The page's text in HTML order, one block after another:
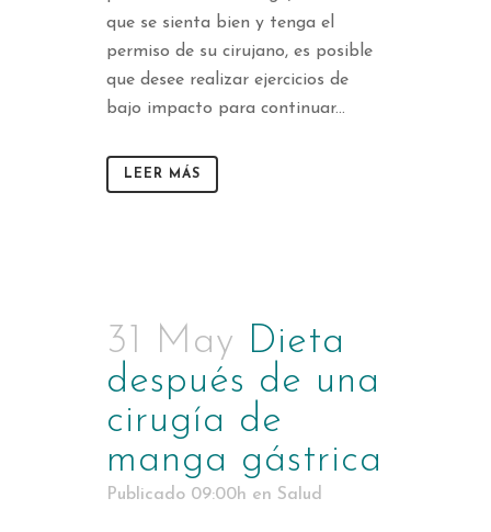
que se sienta bien y tenga el
permiso de su cirujano, es posible
que desee realizar ejercicios de
bajo impacto para continuar...
LEER MÁS
31 May Dieta
después de una
cirugía de
manga gástrica
Publicado 09:00h en Salud